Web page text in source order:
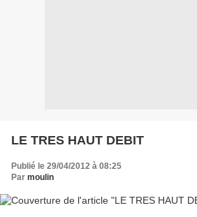
LE TRES HAUT DEBIT
Publié le 29/04/2012 à 08:25
Par moulin